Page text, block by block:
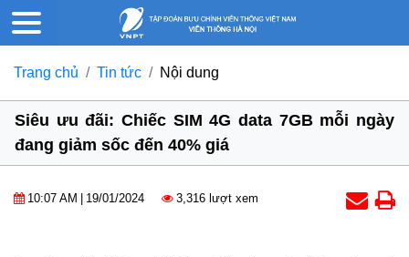
Trang chủ Tin tức Nội dung
Siêu ưu đãi: Chiếc SIM 4G data 7GB mỗi ngày
đang giảm sốc đến 40% giá
10:07 AM 19/01/2024 3,316 lượt xem